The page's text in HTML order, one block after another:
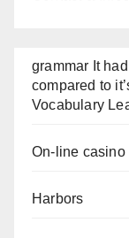
grammar It
compared to
Vocabulary
On-line casino
Harbors